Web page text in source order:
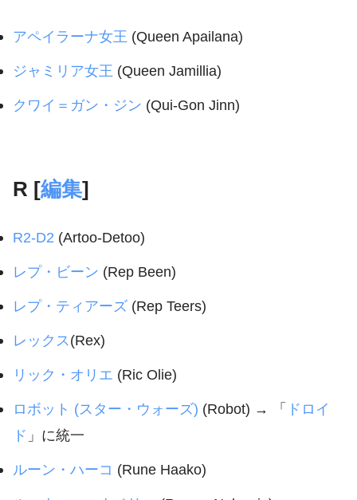
アペイラーナ女王 (Queen Apailana)
ジャミリア女王 (Queen Jamillia)
クワイ＝ガン・ジン (Qui-Gon Jinn)
R [編集]
R2-D2 (Artoo-Detoo)
レプ・ビーン (Rep Been)
レプ・ティアーズ (Rep Teers)
レックス(Rex)
リック・オリエ (Ric Olie)
ロボット (スター・ウォーズ) (Robot) → 「 ドロイ
ド 」に統一
ルーン・ハーコ (Rune Haako)